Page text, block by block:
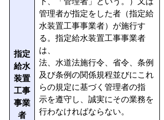
指定
給水
装置
工事
事業
者
管理者が指定をした者（指定給
水装置工事事業者）が施行す
る。指定給水装置工事事業者
は、
法、水道法施行令、省令、条例
及び条例の関係規程並びにこれ
らの規定に基づく管理者の指
示を遵守し、誠実にその業務を
行わなければならない。